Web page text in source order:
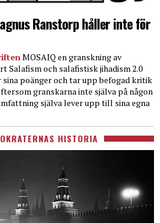
Ranstorp håller inte för
MOSAIQ en granskning av
Salafism och salafistisk jihadism 2.0
sina poänger och tar upp befogad kritik
granskarna inte själva på någon
själva lever upp till sina egna
HISTORIA